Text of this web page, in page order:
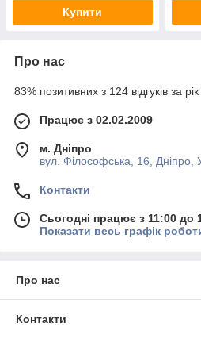
Купити
Про нас
83% позитивних з 124 відгуків за рік
Працює з 02.02.2009
м. Дніпро
вул. Філософська, 16, Дніпро,
Контакти
Сьогодні працює з 11:00 до
Показати весь графік
Про нас
Контакти